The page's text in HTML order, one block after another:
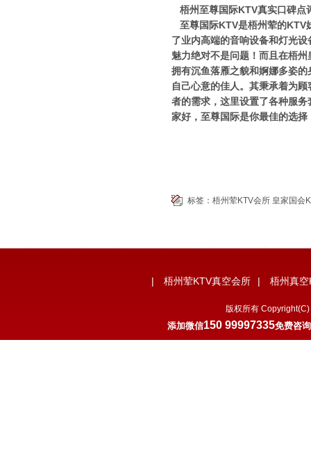
梧州至尊国际KTV真实口碑点
至尊国际KTV是梧州荤的KTV
了业内高端的音响设备和灯光
魅力绝对不是问题！而且在梧
拥有沉鱼落雁之貌和婀娜多姿
自己心意的佳人。其秉承着为
者的需求，这里设置了各种服
家好，至尊国际是你最佳的选择
标签： 梧州荤KTV会所 皇家国会
| 梧州荤KTV真空会所 | 梧州真
版权所有
添加微信150 99997335免费咨